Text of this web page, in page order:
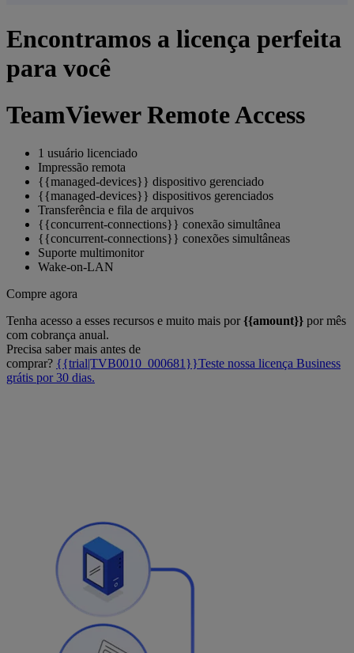
Encontramos a licença perfeita
para você
TeamViewer Remote Access
1 usuário licenciado
Impressão remota
{{managed-devices}} dispositivo gerenciado
{{managed-devices}} dispositivos gerenciados
Transferência e fila de arquivos
{{concurrent-connections}} conexão simultânea
{{concurrent-connections}} conexões simultâneas
Suporte multimonitor
Wake-on-LAN
Compre agora
Tenha acesso a esses recursos e muito mais por{{amount}} por mês
com cobrança anual.
Precisa saber mais antes de
comprar? {{trial|TVB0010_000681}}Teste nossa licença Business
grátis por 30 dias.